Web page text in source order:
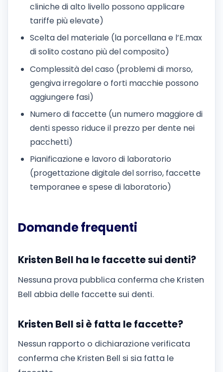
cliniche di alto livello possono applicare
tariffe più elevate)
Scelta del materiale (la porcellana e l’E.max
di solito costano più del composito)
Complessità del caso (problemi di morso,
gengiva irregolare o forti macchie possono
aggiungere fasi)
Numero di faccette (un numero maggiore di
denti spesso riduce il prezzo per dente nei
pacchetti)
Pianificazione e lavoro di laboratorio
(progettazione digitale del sorriso, faccette
temporanee e spese di laboratorio)
Domande frequenti
Kristen Bell ha le faccette sui denti?
Nessuna prova pubblica conferma che Kristen
Bell abbia delle faccette sui denti.
Kristen Bell si è fatta le faccette?
Nessun rapporto o dichiarazione verificata
conferma che Kristen Bell si sia fatta le